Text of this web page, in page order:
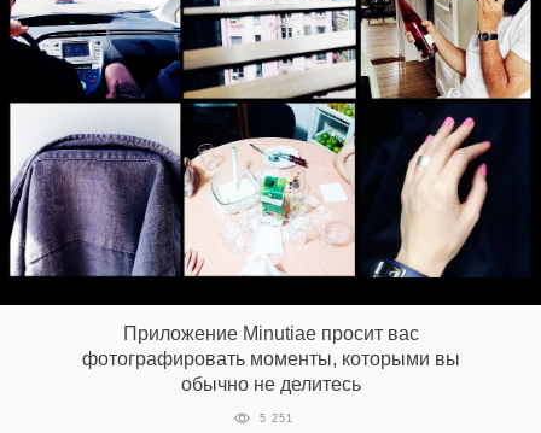
Приложение Minutiae просит вас
фотографировать моменты, которыми вы
обычно не делитесь
5 251